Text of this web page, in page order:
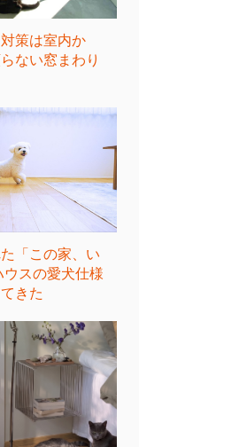
策は室内か
ない窓まわり
「この家、い
スの愛犬仕様
きた